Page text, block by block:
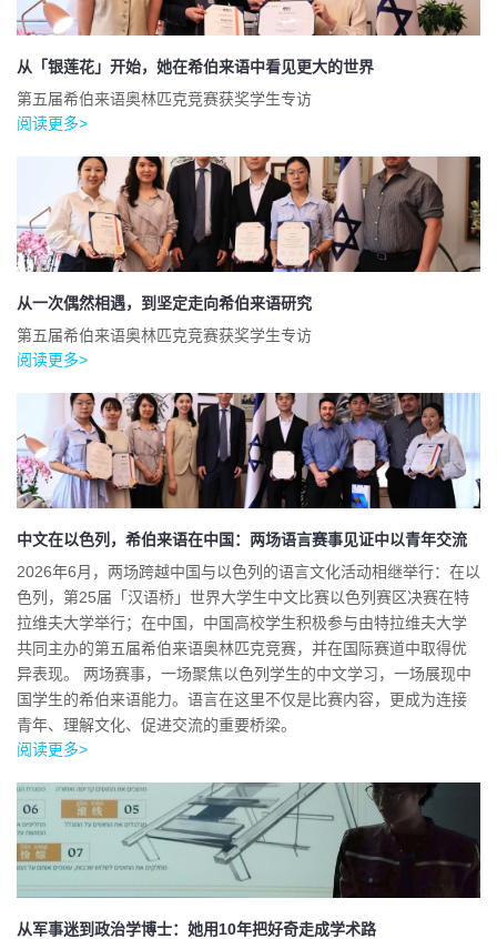
从「银莲花」开始，她在希伯来语中看见更大的世界
第五届希伯来语奥林匹克竞赛获奖学生专访
阅读更多>
从一次偶然相遇，到坚定走向希伯来语研究
第五届希伯来语奥林匹克竞赛获奖学生专访
阅读更多>
中文在以色列，希伯来语在中国：两场语言赛事见证中以青年交流
2026年6月，两场跨越中国与以色列的语言文化活动相继举行：在以
色列，第25届「汉语桥」世界大学生中文比赛以色列赛区决赛在特
拉维夫大学举行；在中国，中国高校学生积极参与由特拉维夫大学
共同主办的第五届希伯来语奥林匹克竞赛，并在国际赛道中取得优
异表现。 两场赛事，一场聚焦以色列学生的中文学习，一场展现中
国学生的希伯来语能力。语言在这里不仅是比赛内容，更成为连接
青年、理解文化、促进交流的重要桥梁。
阅读更多>
从军事迷到政治学博士：她用10年把好奇走成学术路